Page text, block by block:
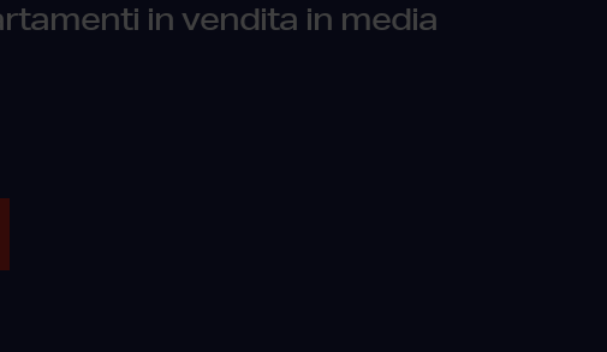
in vendita in media